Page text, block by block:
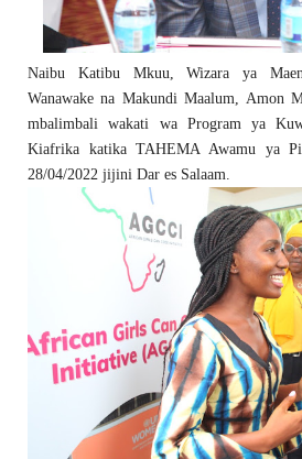
Naibu Katibu Mkuu, Wizara ya
Wanawake na Makundi Maalum, Amon
mbalimbali wakati wa Program ya
Kiafrika katika TAHEMA Awamu ya
28/04/2022 jijini Dar es Salaam.